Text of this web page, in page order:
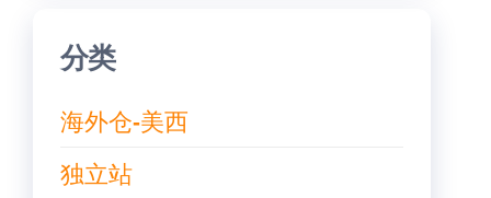
分类
海外仓-美西
独立站